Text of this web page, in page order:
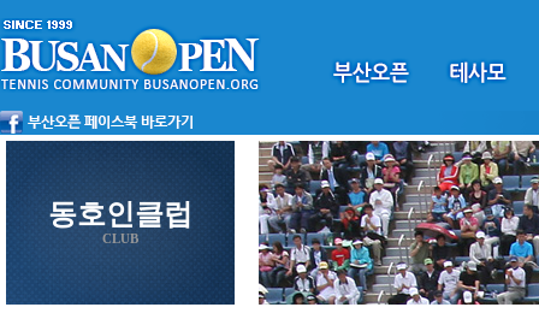
동호인클럽
CLUB